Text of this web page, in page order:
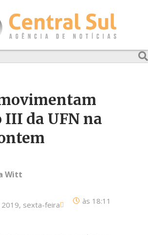
da UFN na
Witt
sexta-feira às 18:11